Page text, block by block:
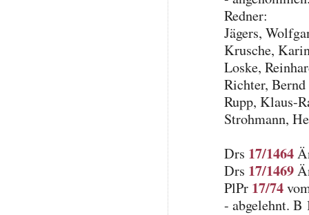
Redner:
Jägers,
Krusche,
Loske,
Richter,
Rupp, Klaus-
Strohmann,
Drs 17/1464
Drs 17/1469
PlPr 17/74
- abgelehnt. B